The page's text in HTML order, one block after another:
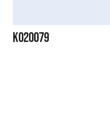
K020079